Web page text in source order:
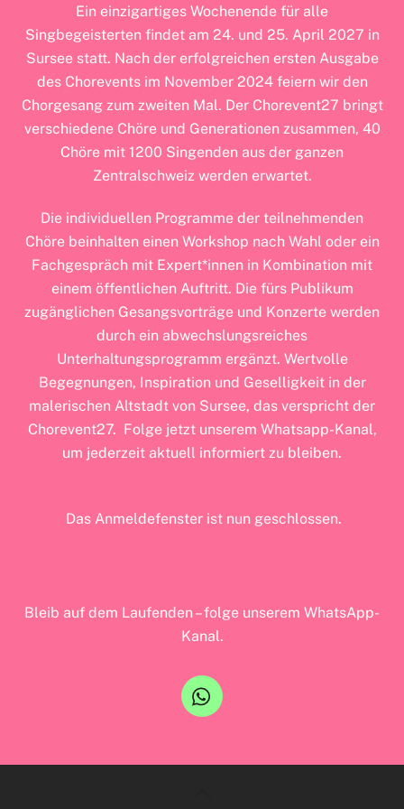
Ein einzigartiges Wochenende für alle
Singbegeisterten findet am 24. und 25. April 2027 in
Sursee statt. Nach der erfolgreichen ersten Ausgabe
des Chorevents im November 2024 feiern wir den
Chorgesang zum zweiten Mal. Der Chorevent27 bringt
verschiedene Chöre und Generationen zusammen, 40
Chöre mit 1200 Singenden aus der ganzen
Zentralschweiz werden erwartet.
Die individuellen Programme der teilnehmenden
Chöre beinhalten einen Workshop nach Wahl oder ein
Fachgespräch mit Expert*innen in Kombination mit
einem öffentlichen Auftritt. Die fürs Publikum
zugänglichen Gesangsvorträge und Konzerte werden
durch ein abwechslungsreiches
Unterhaltungsprogramm ergänzt. Wertvolle
Begegnungen, Inspiration und Geselligkeit in der
malerischen Altstadt von Sursee, das verspricht der
Chorevent27. Folge jetzt unserem Whatsapp-Kanal,
um jederzeit aktuell informiert zu bleiben.
Das Anmeldefenster ist nun geschlossen.
Bleib auf dem Laufenden – folge unserem WhatsApp-
Kanal.